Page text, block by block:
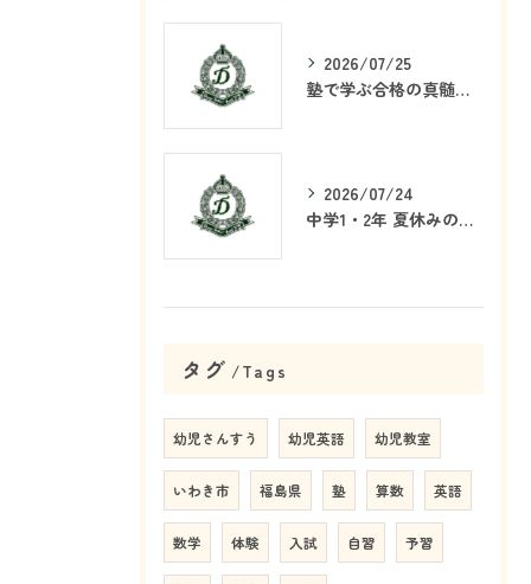
2026/07/25
塾で学ぶ合格の真髄とは何か
2026/07/24
中学1・2年 夏休みの学習戦略
タグ Tags
幼児さんすう 幼児英語 幼児教室
いわき市 福島県 塾 算数 英語
数学 体験 入試 自習 予習